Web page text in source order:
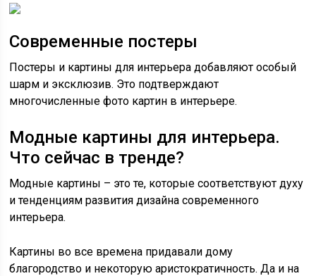
Современные постеры
Постеры и картины для интерьера добавляют особый
шарм и эксклюзив. Это подтверждают
многочисленные фото картин в интерьере.
Модные картины для интерьера.
Что сейчас в тренде?
Модные картины – это те, которые соответствуют духу
и тенденциям развития дизайна современного
интерьера.
Картины во все времена придавали дому
благородство и некоторую аристократичность. Да и на